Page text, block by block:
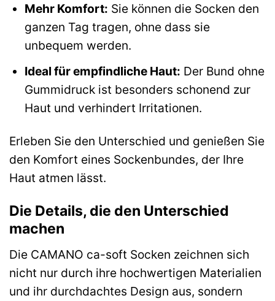
Mehr Komfort: Sie können die Socken den
ganzen Tag tragen, ohne dass sie
unbequem werden.
Ideal für empfindliche Haut: Der Bund ohne
Gummidruck ist besonders schonend zur
Haut und verhindert Irritationen.
Erleben Sie den Unterschied und genießen Sie
den Komfort eines Sockenbundes, der Ihre
Haut atmen lässt.
Die Details, die den Unterschied
machen
Die CAMANO ca-soft Socken zeichnen sich
nicht nur durch ihre hochwertigen Materialien
und ihr durchdachtes Design aus, sondern